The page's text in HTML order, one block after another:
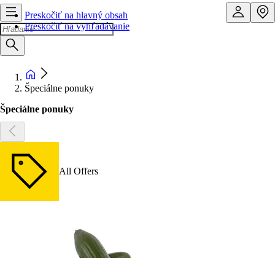
Preskočiť na hlavný obsah
Preskočiť na vyhľadávanie
Špeciálne ponuky
Špeciálne ponuky
All Offers